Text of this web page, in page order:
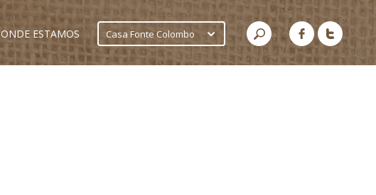
ONDE ESTAMOS Casa Fonte Colombo